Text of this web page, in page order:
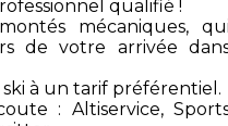
qualifié !
mécaniques,
de votre arrivée
à un tarif préférentiel.
: Altiservice,